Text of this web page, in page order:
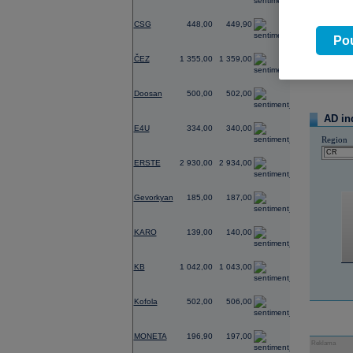
CSG 448,00 449,90
ČEZ 1 355,00 1 359,00
Doosan 500,00 502,00
1,01
E4U 334,00 340,00
ERSTE 2 930,00 2 934,00
Gevorkyan 185,00 187,00
KARO 139,00 140,00
KB 1 042,00 1 043,00
Kofola 502,00 506,00
MONETA 196,90 197,00
Název
AD
Region
Reklama